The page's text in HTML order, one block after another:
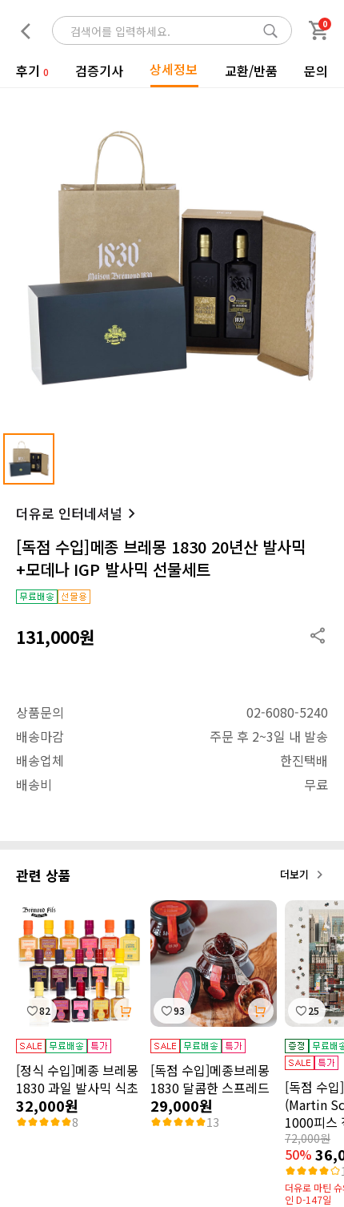
0
후기 0 검증기사 상세정보 교환/반품 문의
더유로 인터네셔널
[독점 수입]메종 브레몽 1830 20년산 발사믹
+모데나 IGP 발사믹 선물세트
131,000원
상품문의
02-6080-5240
배송마감
주문 후 2~3일 내 발송
배송업체
한진택배
배송비
무료
관련 상품 더보기
82
[정식 수입]메종 브레몽
1830 과일 발사믹 식초
32,000원
8
93
[독점 수입]메종브레몽
1830 달콤한 스프레드
29,000원
13
25
[독점 수
(Martin
1000피스
72,000원
50%
더유로 마틴
인 D-147일